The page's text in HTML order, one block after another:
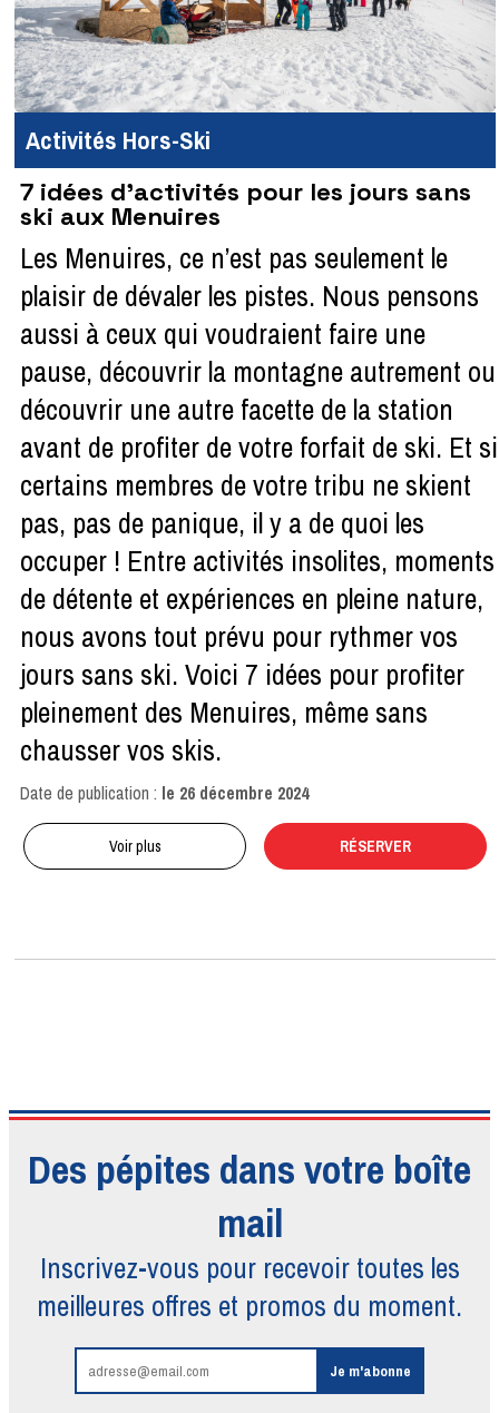
Activités Hors-Ski
7 idées d’activités pour les jours sans
ski aux Menuires
Les Menuires, ce n’est pas seulement le
plaisir de dévaler les pistes. Nous pensons
aussi à ceux qui voudraient faire une
pause, découvrir la montagne autrement ou
découvrir une autre facette de la station
avant de profiter de votre forfait de ski. Et si
certains membres de votre tribu ne skient
pas, pas de panique, il y a de quoi les
occuper ! Entre activités insolites, moments
de détente et expériences en pleine nature,
nous avons tout prévu pour rythmer vos
jours sans ski. Voici 7 idées pour profiter
pleinement des Menuires, même sans
chausser vos skis.
Date de publication : le 26 décembre 2024
Voir plus RÉSERVER
Des pépites dans votre boîte
mail
Inscrivez-vous pour recevoir toutes les
meilleures offres et promos du moment.